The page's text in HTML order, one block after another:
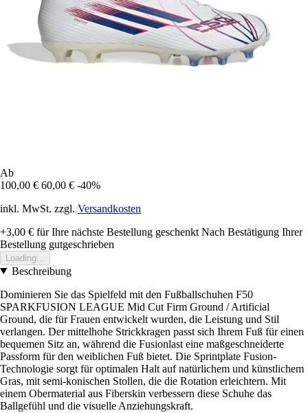
Ab
100,00 € 60,00 € -40%
inkl. MwSt. zzgl. Versandkosten
+3,00 € für Ihre nächste Bestellung geschenkt Nach Bestätigung Ihrer
Bestellung gutgeschrieben
Loading...
Beschreibung
Dominieren Sie das Spielfeld mit den Fußballschuhen F50
SPARKFUSION LEAGUE Mid Cut Firm Ground / Artificial
Ground, die für Frauen entwickelt wurden, die Leistung und Stil
verlangen. Der mittelhohe Strickkragen passt sich Ihrem Fuß für einen
bequemen Sitz an, während die Fusionlast eine maßgeschneiderte
Passform für den weiblichen Fuß bietet. Die Sprintplate Fusion-
Technologie sorgt für optimalen Halt auf natürlichem und künstlichem
Gras, mit semi-konischen Stollen, die die Rotation erleichtern. Mit
einem Obermaterial aus Fiberskin verbessern diese Schuhe das
Ballgefühl und die visuelle Anziehungskraft.